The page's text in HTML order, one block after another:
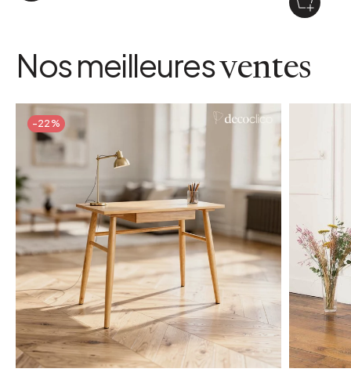
Nos meilleuresventes
-22%